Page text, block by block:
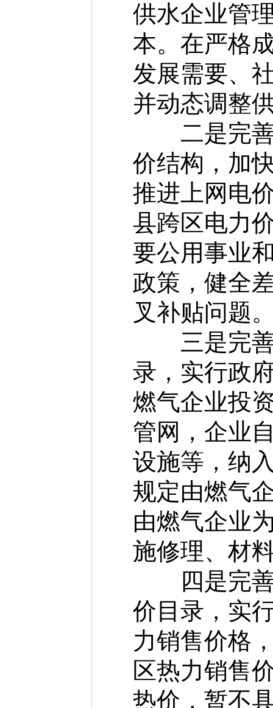
供水企业管
本。在严格
发展需要、
并动态调整
二是完善
价结构，加
推进上网电
县跨区电力
要公用事业
政策，健全
叉补贴问题
三是完善
录，实行政
燃气企业投
管网，企业
设施等，纳
规定由燃气
由燃气企业
施修理、材
四是完善
价目录，实
力销售价格
区热力销售
热价，暂不